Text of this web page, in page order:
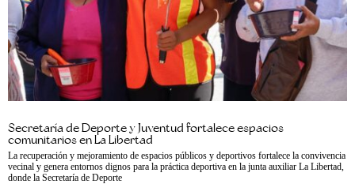
Secretaría de Deporte y Juventud fortalece espacios
comunitarios en La Libertad
La recuperación y mejoramiento de espacios públicos y deportivos fortalece la convivencia
vecinal y genera entornos dignos para la práctica deportiva en la junta auxiliar La Libertad,
donde la Secretaría de Deporte